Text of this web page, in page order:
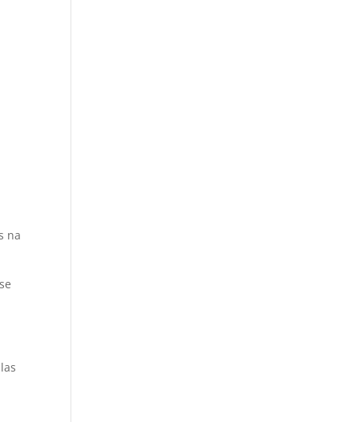
na